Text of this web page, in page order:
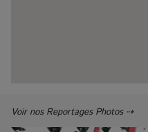
Voir nos Reportages Photos ⇢